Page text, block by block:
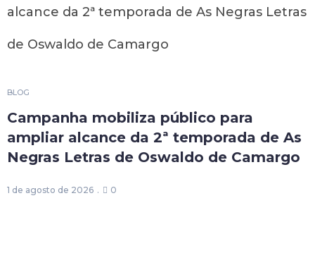
BLOG
Campanha mobiliza público para
ampliar alcance da 2ª temporada de As
Negras Letras de Oswaldo de Camargo
1 de agosto de 2026 0